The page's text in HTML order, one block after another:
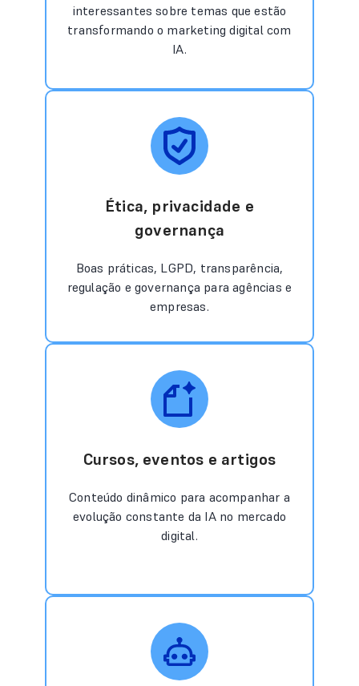
interessantes sobre temas que estão
transformando o marketing digital com
IA.
Ética, privacidade e
governança
Boas práticas, LGPD, transparência,
regulação e governança para agências e
empresas.
Cursos, eventos e artigos
Conteúdo dinâmico para acompanhar a
evolução constante da IA no mercado
digital.